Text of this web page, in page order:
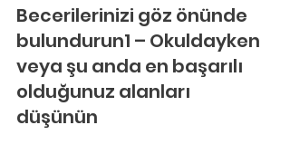
Becerilerinizi göz önünde
bulundurun1 – Okuldayken
veya şu anda en başarılı
olduğunuz alanları
düşünün